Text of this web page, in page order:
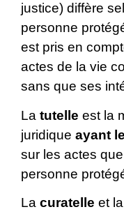
justice) diffère
personne
est pris en
actes de la vie
sans que ses
La tutelle est la
juridique ayant
sur les actes
personne
La curatelle et la